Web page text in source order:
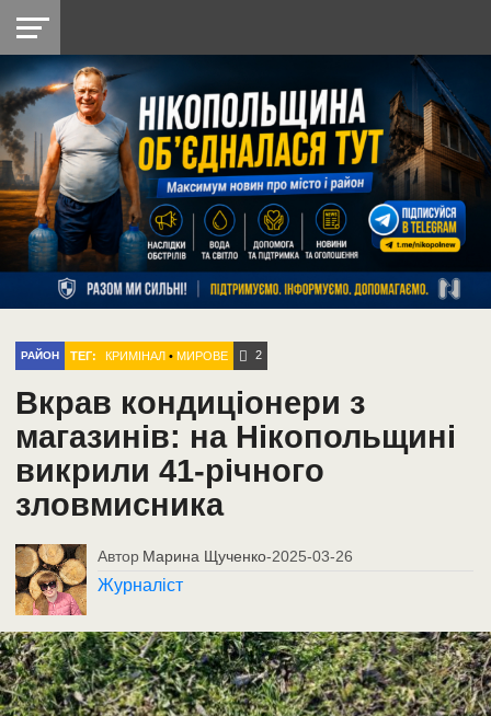
НІКОПОЛЬ
РАЙОН
СІЧЕСЛАВСЬКА
УКРАЇНА
РЕТРО
НІКОПОЛЬ
ЛАЙТ
УКРАЇНА
ДОПОМОГА
РАДІО
РАЙОН ТЕГ: КРИМІНАЛ •МИРОВЕ 2
Вкрав кондиціонери з
магазинів: на Нікопольщині
викрили 41-річного
зловмисника
Автор Марина Щученко-2025-03-26
Журналіст